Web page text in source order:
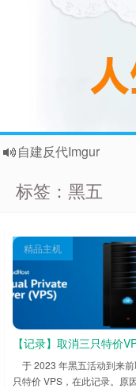
自建反代Imgur
企鹅微云直链图测试
持有VPS测试结果存
换了个大框的眼镜
跳着看完了电视剧《
快云存储空间
标签：黑五
精品主机
【记录】取消三只特价
步做减法
于 2023 年黑五活动到来前
只特价 VPS，在此记录。原